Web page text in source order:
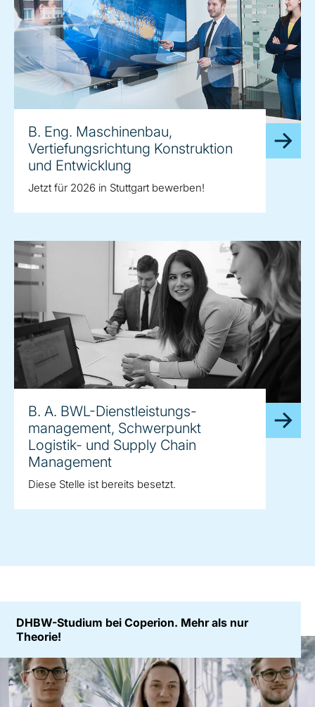
B. Eng. Maschinenbau,
Vertiefungsrichtung Konstruktion
und Entwicklung
Jetzt für 2026 in Stuttgart bewerben!
B. A. BWL-Dienstleistungs-
management, Schwerpunkt
Logistik- und Supply Chain
Management
Diese Stelle ist bereits besetzt.
DHBW-Studium bei Coperion. Mehr als nur
Theorie!